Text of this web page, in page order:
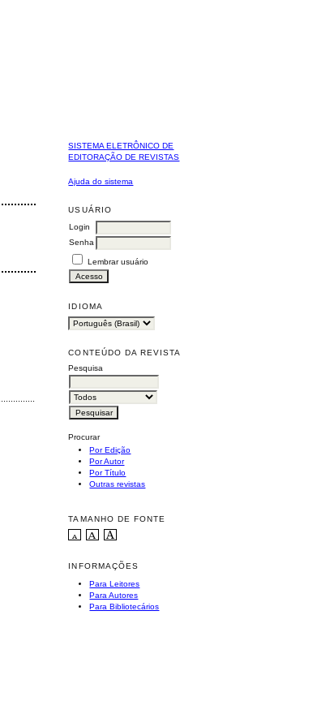
SISTEMA ELETRÔNICO DE
EDITORAÇÃO DE REVISTAS
Ajuda do sistema
USUÁRIO
Login
Senha
Lembrar usuário
IDIOMA
CONTEÚDO DA REVISTA
Pesquisa
Procurar
Por Edição
Por Autor
Por Título
Outras revistas
TAMANHO DE FONTE
INFORMAÇÕES
Para Leitores
Para Autores
Para Bibliotecários